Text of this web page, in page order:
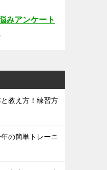
みアンケート
教え方！練習方
の簡単トレーニ